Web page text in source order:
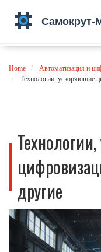
Home
Автоматизация и
Технологии, ускоряющие
другие